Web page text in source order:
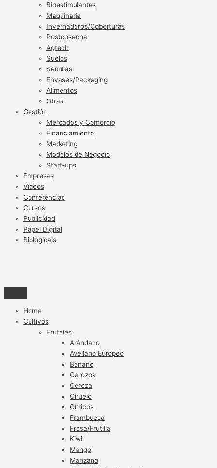
Bioestimulantes
Maquinaria
Invernaderos/Coberturas
Postcosecha
Agtech
Suelos
Semillas
Envases/Packaging
Alimentos
Otras
Gestión
Mercados y Comercio
Financiamiento
Marketing
Modelos de Negocio
Start-ups
Empresas
Videos
Conferencias
Cursos
Publicidad
Papel Digital
Biologicals
Home
Cultivos
Frutales
Arándano
Avellano Europeo
Banano
Carozos
Cereza
Ciruelo
Cítricos
Frambuesa
Fresa/Frutilla
Kiwi
Mango
Manzana